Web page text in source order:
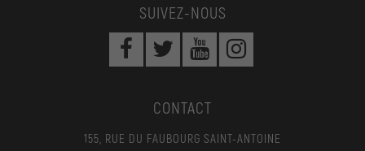
SUIVEZ-NOUS
CONTACT
155, RUE DU FAUBOURG SAINT-ANTOINE